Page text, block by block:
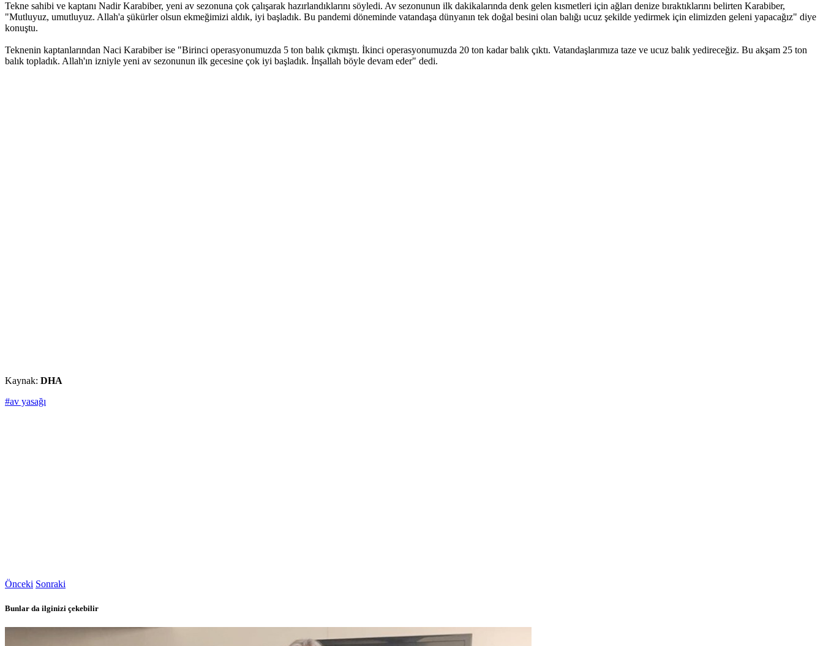
Tekne sahibi ve kaptanı Nadir Karabiber, yeni av sezonuna çok çalışarak hazırlandıklarını söyledi. Av sezonunun ilk dakikalarında denk gelen kısmetleri için ağları denize bıraktıklarını belirten Karabiber,
"Mutluyuz, umutluyuz. Allah'a şükürler olsun ekmeğimizi aldık, iyi başladık. Bu pandemi döneminde vatandaşa dünyanın tek doğal besini olan balığı ucuz şekilde yedirmek için elimizden geleni yapacağız" diye
konuştu.
Teknenin kaptanlarından Naci Karabiber ise "Birinci operasyonumuzda 5 ton balık çıkmıştı. İkinci operasyonumuzda 20 ton kadar balık çıktı. Vatandaşlarımıza taze ve ucuz balık yedireceğiz. Bu akşam 25 ton
balık topladık. Allah'ın izniyle yeni av sezonunun ilk gecesine çok iyi başladık. İnşallah böyle devam eder" dedi.
Kaynak: DHA
#av yasağı
Önceki Sonraki
Bunlar da ilginizi çekebilir